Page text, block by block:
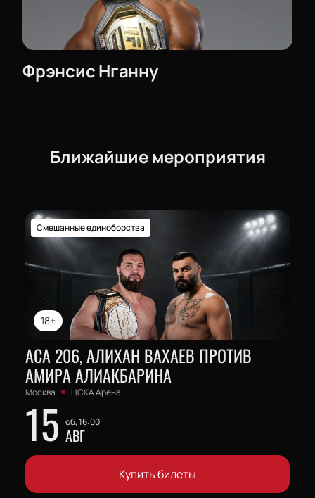
Фрэнсис Нганну
Ближайшие мероприятия
18+
Смешанные единоборства
АСА 206, АЛИХАН ВАХАЕВ ПРОТИВ
АМИРА АЛИАКБАРИНА
Москва ЦСКА Арена
15 сб, 16:00
АВГ
Купить билеты